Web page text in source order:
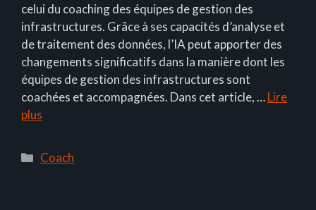
celui du coaching des équipes de gestion des
infrastructures. Grâce à ses capacités d’analyse et
de traitement des données, l’IA peut apporter des
changements significatifs dans la manière dont les
équipes de gestion des infrastructures sont
coachées et accompagnées. Dans cet article, …Lire
plus
Catégories
Coach